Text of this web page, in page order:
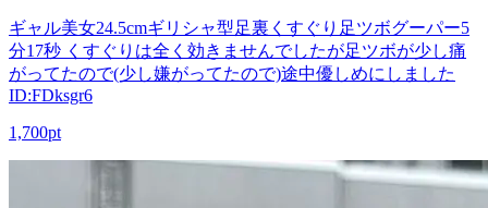
ギャル美女24.5cmギリシャ型足裏くすぐり足ツボグーパー5
分17秒 くすぐりは全く効きませんでしたが足ツボが少し痛
がってたので(少し嫌がってたので)途中優しめにしました
ID:FDksgr6
1,700pt